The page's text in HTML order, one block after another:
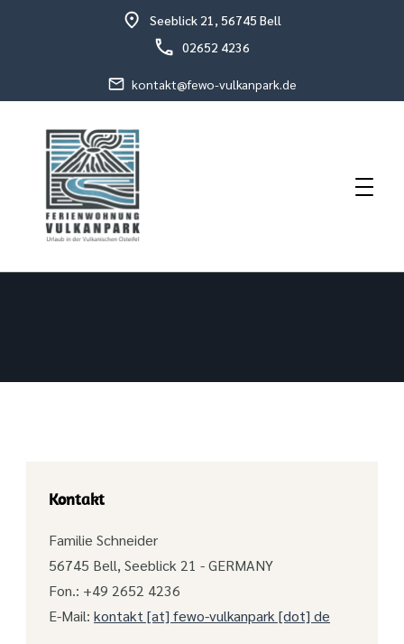
Seeblick 21, 56745 Bell
02652 4236
kontakt@fewo-vulkanpark.de
Fewo Vulkanpark
Kontakt
Familie Schneider
56745 Bell, Seeblick 21 - GERMANY
Fon.: +49 2652 4236
E-Mail: kontakt [at] fewo-vulkanpark [dot] de